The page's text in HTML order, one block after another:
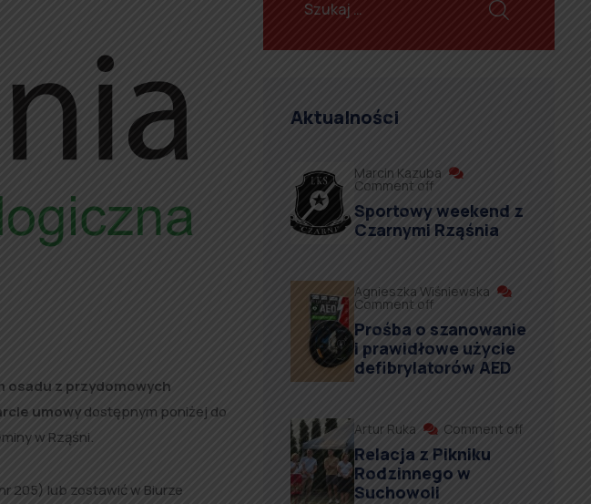
osadu z przydomowych
umowydostępnym poniżej do
w Rząśni.
205) lub zostawić w Biurze
Aktualności
Marcin Kazuba
Comment off
Sportowy weekend z
Czarnymi Rząśnia
Agnieszka Wiśniewska
Comment off
Prośba o szanowanie
i prawidłowe użycie
defibrylatorów AED
Artur Ruka Comment off
Relacja z Pikniku
Rodzinnego w
Suchowoli